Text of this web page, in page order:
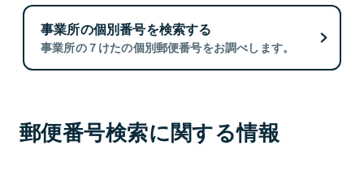
事業所の個別番号を検索する
事業所の７けたの個別郵便番号をお調べします。
郵便番号検索に関する情報